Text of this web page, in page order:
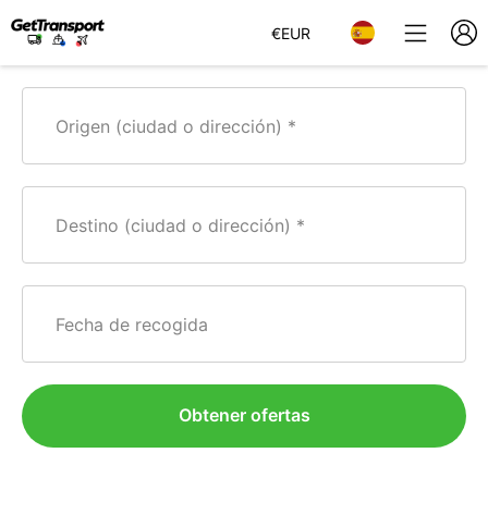
€EUR
Origen (ciudad o dirección)
Destino (ciudad o dirección)
Fecha de recogida
Obtener ofertas